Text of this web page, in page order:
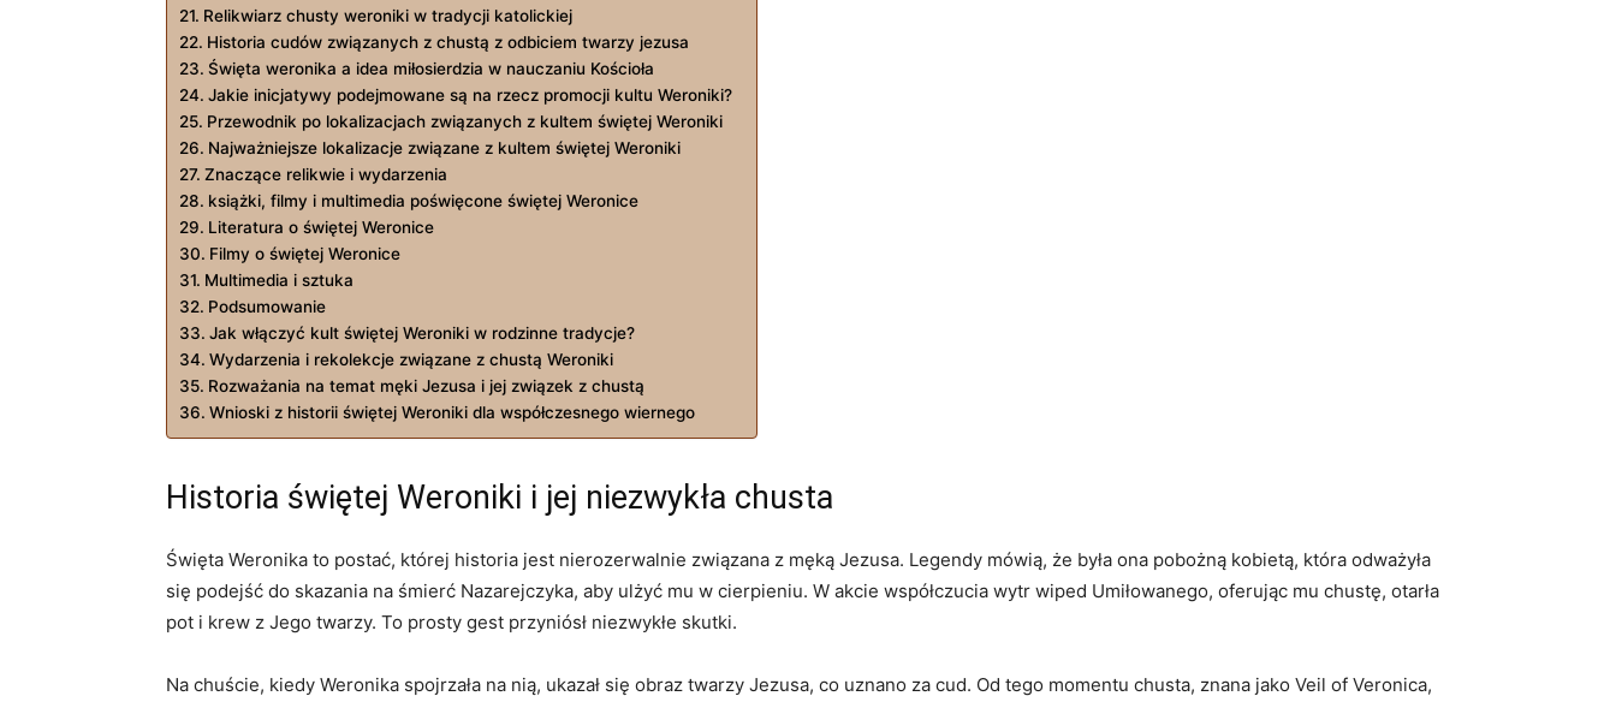
Relikwiarz chusty weroniki ⁣w tradycji katolickiej
Historia cudów związanych ⁣z chustą⁤ z odbiciem twarzy jezusa
Święta weronika‍ a ⁢idea ⁣miłosierdzia‍ w nauczaniu Kościoła
Jakie inicjatywy podejmowane są na rzecz promocji⁢ kultu Weroniki?
Przewodnik po lokalizacjach związanych z kultem ⁢świętej⁢ Weroniki
Najważniejsze ‌lokalizacje związane z‌ kultem świętej ‌Weroniki
Znaczące relikwie i wydarzenia
książki, filmy i ‍multimedia ⁤poświęcone⁤ świętej ⁤Weronice
Literatura o świętej Weronice
Filmy⁢ o świętej ‌Weronice
Multimedia i ⁢sztuka
Podsumowanie
Jak włączyć kult‍ świętej Weroniki w rodzinne tradycje?
Wydarzenia ‍i rekolekcje ​związane z‍ chustą Weroniki
Rozważania na temat męki Jezusa i ‌jej związek ⁣z chustą
Wnioski​ z historii ⁣świętej Weroniki ‌dla współczesnego wiernego
Historia świętej Weroniki⁢ i jej⁤ niezwykła chusta
Święta Weronika ⁢to postać, której historia​ jest ‍nierozerwalnie związana⁢ z męką Jezusa.⁤ Legendy mówią, że była ona pobożną kobietą, która odważyła
się podejść ⁣do skazania ⁤na śmierć⁢ Nazarejczyka, aby ulżyć mu⁤ w ​cierpieniu. W akcie współczucia wytr wiped Umiłowanego, oferując mu chustę, otarła
pot‍ i⁢ krew‍ z Jego ​twarzy. To prosty gest przyniósł niezwykłe skutki.
Na chuście, kiedy Weronika spojrzała na ‌nią,⁢ ukazał⁣ się⁢ obraz twarzy Jezusa, co uznano za‌ cud. ⁢Od tego momentu chusta, znana⁣ jako Veil of Veronica,